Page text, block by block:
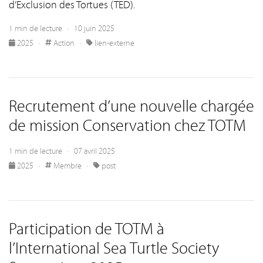
d’Exclusion des Tortues (TED).
1 min de lecture · 10 juin 2025
2025 · Action · lien-externe
Recrutement d’une nouvelle chargée
de mission Conservation chez TOTM
1 min de lecture · 07 avril 2025
2025 · Membre · post
Participation de TOTM à
l’International Sea Turtle Society